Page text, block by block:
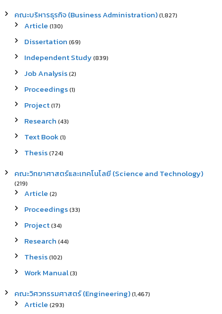
คณะบริหารธุรกิจ (Business Administration)(1,827)
Article (130)
Dissertation (69)
Independent Study(839)
Job Analysis(2)
Proceedings(1)
Project(17)
Research (43)
Text Book(1)
Thesis(724)
คณะวิทยาศาสตร์และเทคโนโลยี (Science and Technology)
(219)
Article (2)
Proceedings(33)
Project(34)
Research (44)
Thesis(102)
Work Manual(3)
คณะวิศวกรรมศาสตร์ (Engineering)(1,467)
Article (293)